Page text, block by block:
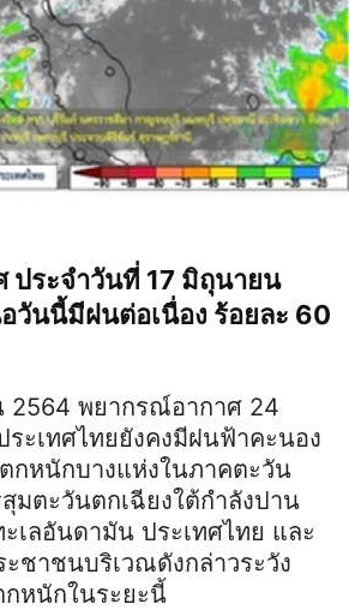
ประจำวันที่ 17 มิถุนายน
วันนี้มีฝนต่อเนื่อง ร้อยละ 60
2564 พยากรณ์อากาศ 24
ะเทศไทยยังคงมีฝนฟ้าคะนอง
กหนักบางแห่งในภาคตะวัน
มตะวันตกเฉียงใต้กำลังปาน
เลอันดามัน ประเทศไทย และ
ชาชนบริเวณดังกล่าวระวัง
หนักในระยะนี้